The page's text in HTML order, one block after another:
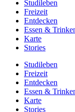
Studileben
Freizeit
Entdecken
Essen &
Karte
Stories
Studileben
Freizeit
Entdecken
Essen &
Karte
Stories